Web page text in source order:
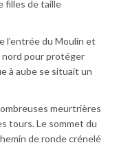
filles de taille
l’entrée du Moulin et
pour protéger
à aube se situait un
meurtrières
tours. Le sommet du
de ronde crénelé